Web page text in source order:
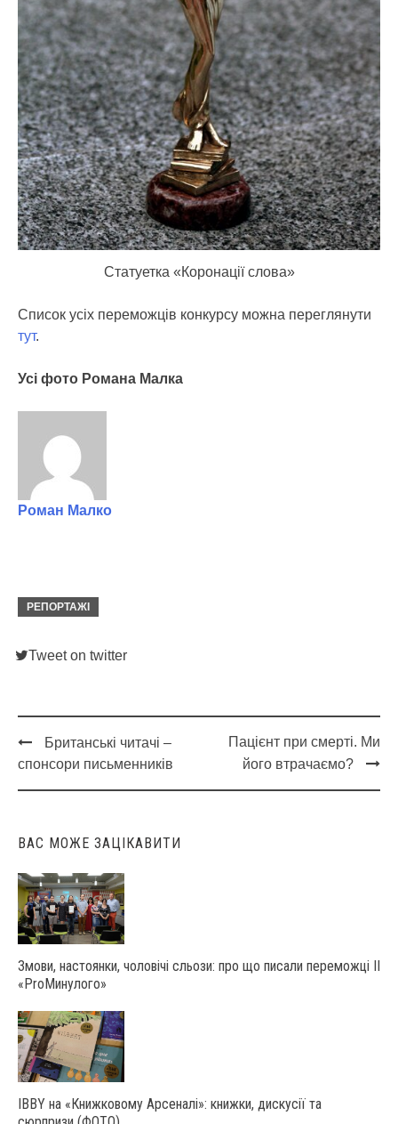
Статуетка «Коронації слова»
Список усіх переможців конкурсу можна переглянути
тут.
Усі фото Романа Малка
Роман Малко
РЕПОРТАЖІ
Tweet on twitter
Post
navigation
Британські читачі –
спонсори письменників
Пацієнт при смерті. Ми
його втрачаємо?
ВАС МОЖЕ ЗАЦІКАВИТИ
Змови, настоянки, чоловічі сльози: про що писали переможці ІІ
«ProМинулого»
IBBY на «Книжковому Арсеналі»: книжки, дискусії та